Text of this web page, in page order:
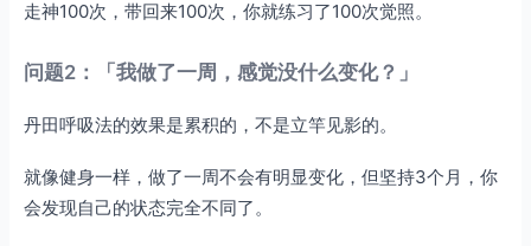
走神100次，带回来100次，你就练习了100次觉照。
问题2：「我做了一周，感觉没什么变化？」
丹田呼吸法的效果是累积的，不是立竿见影的。
就像健身一样，做了一周不会有明显变化，但坚持3个月，你
会发现自己的状态完全不同了。